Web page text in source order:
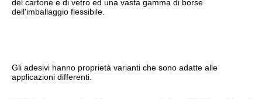
del cartone e di vetro ed una vasta gamma di borse
dell'imballaggio flessibile.
Gli adesivi hanno proprietà varianti che sono adatte alle
applicazioni differenti.